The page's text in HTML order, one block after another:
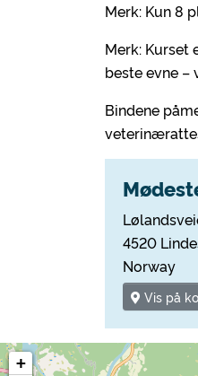
Merk: Kun 8
Merk: Kurset
beste evne
Bindene
4520
Norway
Vis på
+